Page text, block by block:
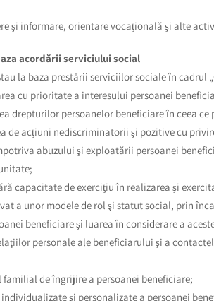
şi informare, orientare vocaţională şi alte
acordării serviciului social
la baza prestării serviciilor sociale în cadrul
cu prioritate a interesului persoanei
drepturilor persoanelor beneficiare în ceea
de acţiuni nediscriminatorii şi pozitive cu
abuzului şi exploatării persoanei
capacitate de exerciţiu în realizarea şi
a unor modele de rol şi statut social, prin
beneficiare şi luarea în considerare a
personale ale beneficiarului şi a
de îngrijire a persoanei beneficiare;
şi personalizate a persoanei